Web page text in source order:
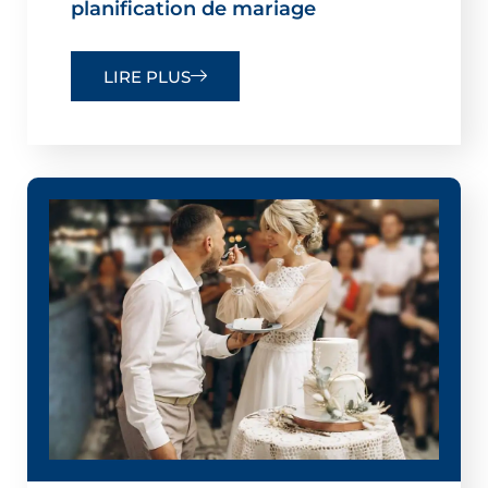
planification de mariage
LIRE PLUS